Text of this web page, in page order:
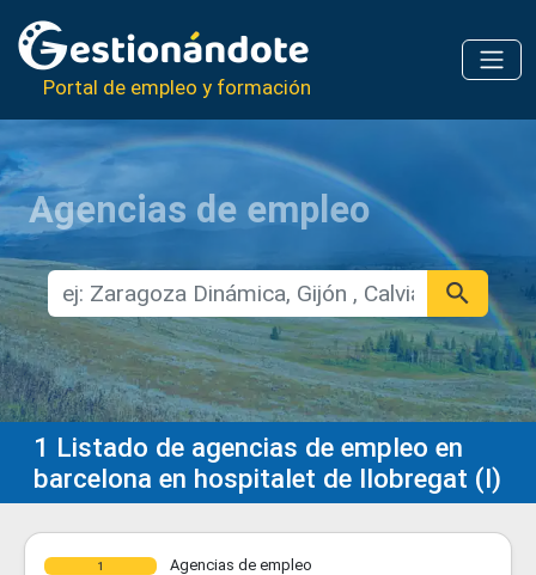
Portal de empleo y formación
Agencias de empleo
1 Listado de agencias de empleo en
barcelona en hospitalet de llobregat (l)
1 Agencias de empleo